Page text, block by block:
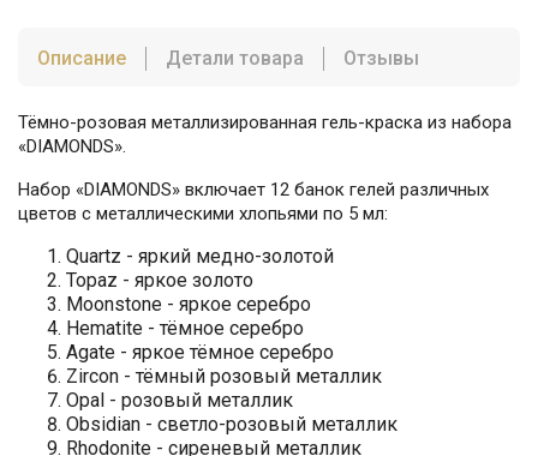
Описание Детали товара Отзывы
Тёмно-розовая металлизированная гель-краска из набора
«DIAMONDS».
Набор «DIAMONDS» включает 12 банок гелей различных
цветов с металлическими хлопьями по 5 мл:
Quartz - яркий медно-золотой
Topaz - яркое золото
Moonstone - яркое серебро
Hematite - тёмное серебро
Agate - яркое тёмное серебро
Zircon - тёмный розовый металлик
Opal - розовый металлик
Obsidian - светло-розовый металлик
Rhodonite - сиреневый металлик